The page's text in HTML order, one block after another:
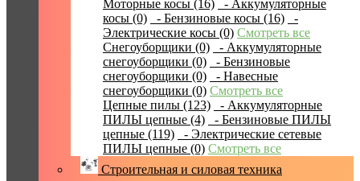
Моторные косы (16)
- Аккумуляторные
косы (0)
- Бензиновые косы (16)
-
Электрические косы (0) Смотреть все
Снегоуборщики (0)
- Аккумуляторные
снегоуборщики (0)
- Бензиновые
снегоуборщики (0)
- Навесные
снегоуборщики (0) Смотреть все
Цепные пилы (123)
- Аккумуляторные
ПИЛЫ цепные (4)
- Бензиновые ПИЛЫ
цепные (119)
- Электрические сетевые
ПИЛЫ цепные (0) Смотреть все
Строительная и силовая техника